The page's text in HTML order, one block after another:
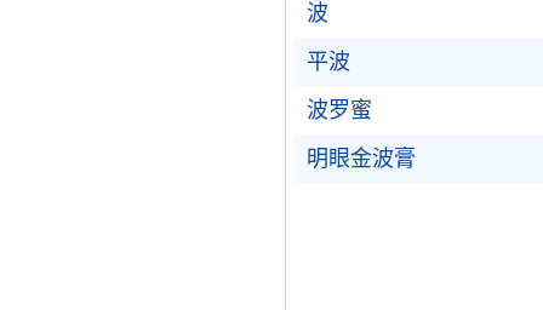
波
平波
波罗蜜
明眼金波膏